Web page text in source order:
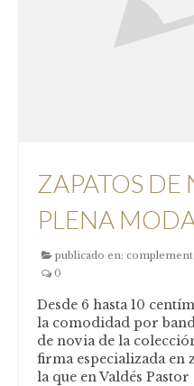
NUESTRAS CLIENTAS
Nuestro taller
Nuestra Historia
Blog
ZAPATOS DE
PLENA
publicado en:
0
Desde 6 hasta 10
la comodidad por
de novia de la
firma especializada en
la que en Valdés